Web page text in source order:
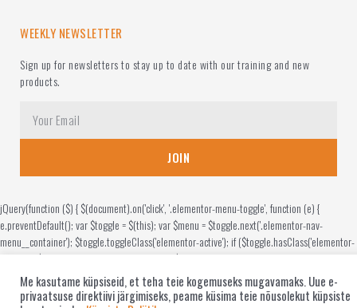
WEEKLY NEWSLETTER
Sign up for newsletters to stay up to date with our training and new
products.
JOIN
Me kasutame küpsiseid, et teha teie kogemuseks mugavamaks. Uue e-
privaatsuse direktiivi järgimiseks, peame küsima teie nõusolekut küpsiste
jQuery(function ($) { $(document).on('click', '.elementor-menu-toggle', function (e) {
e.preventDefault(); var $toggle = $(this); var $menu = $toggle.next('.elementor-nav-
menu__container'); $toggle.toggleClass('elementor-active'); if ($toggle.hasClass('elementor-
active')) { $toggle.attr('aria-expanded', 'true'); $menu.attr('aria-hidden', 'false'); } else {
$toggle.attr('aria-expanded', 'false'); $menu.attr('aria-hidden', 'true'); } }); });